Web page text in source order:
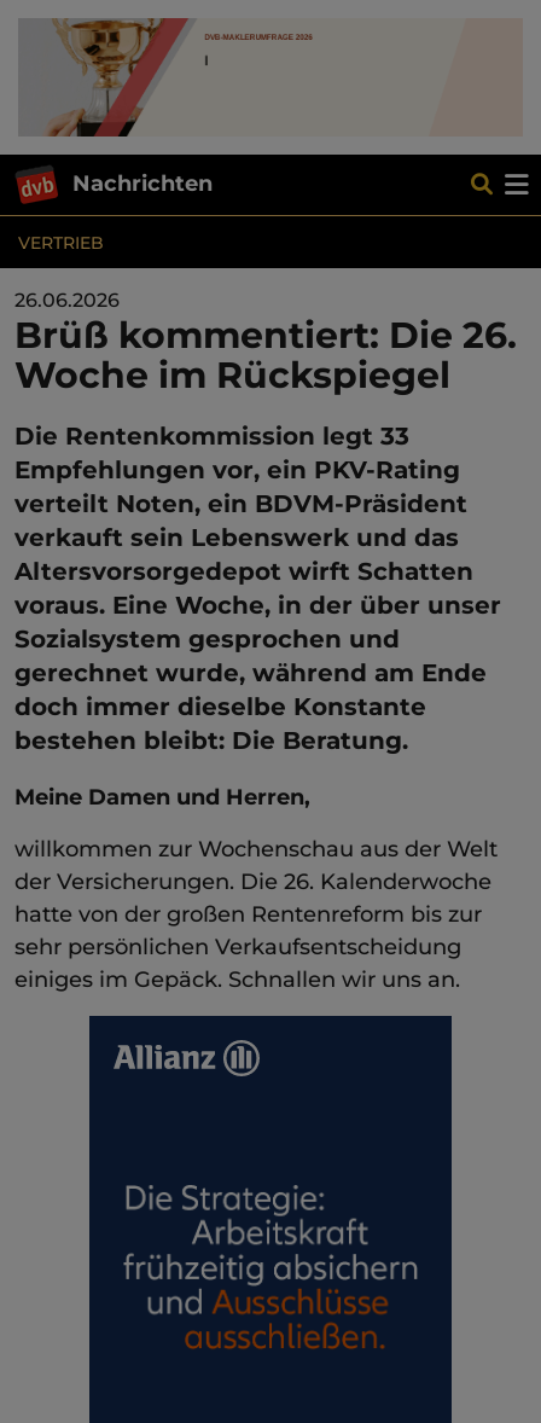
Nachrichten
VERTRIEB
26.06.2026
Brüß kommentiert: Die 26.
Woche im Rückspiegel
Die Rentenkommission legt 33
Empfehlungen vor, ein PKV-Rating
verteilt Noten, ein BDVM-Präsident
verkauft sein Lebenswerk und das
Altersvorsorgedepot wirft Schatten
voraus. Eine Woche, in der über unser
Sozialsystem gesprochen und
gerechnet wurde, während am Ende
doch immer dieselbe Konstante
bestehen bleibt: Die Beratung.
Meine Damen und Herren,
willkommen zur Wochenschau aus der Welt
der Versicherungen. Die 26. Kalenderwoche
hatte von der großen Rentenreform bis zur
sehr persönlichen Verkaufsentscheidung
einiges im Gepäck. Schnallen wir uns an.